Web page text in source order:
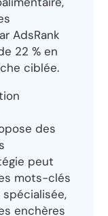
AdsRank
22 % en
ciblée.
des
peut
mots-clés
enchères